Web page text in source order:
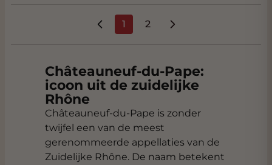
U lees momenteel pagina
1 Pagina
2
Châteauneuf-du-Pape:
icoon uit de zuidelijke
Rhône
Châteauneuf-du-Pape is zonder
twijfel een van de meest
gerenommeerde appellaties van de
Zuidelijke Rhône. De naam betekent